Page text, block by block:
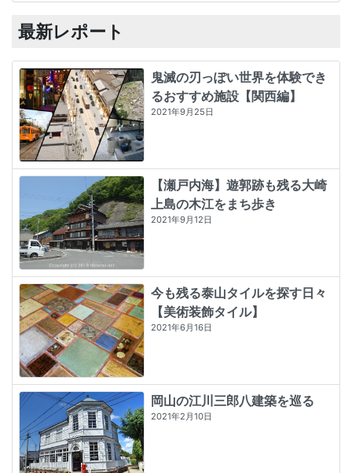
最新レポート
鬼滅の刃っぽい世界を体験でき
るおすすめ施設【関西編】
2021年9月25日
【瀬戸内海】遊郭跡も残る大崎
上島の木江をまち歩き
2021年9月12日
今も残る泰山タイルを探す日々
【美術装飾タイル】
2021年6月16日
岡山の江川三郎八建築を巡る
2021年2月10日